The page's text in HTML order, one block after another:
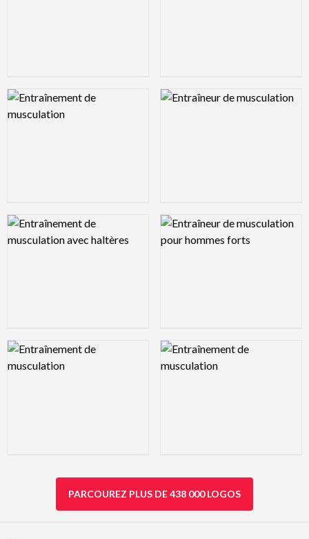
Logo Preview Image Logo Preview Image
Logo Preview Image Logo Preview Image
Logo Preview Image Logo Preview Image
PARCOUREZ PLUS DE 438 000 LOGOS